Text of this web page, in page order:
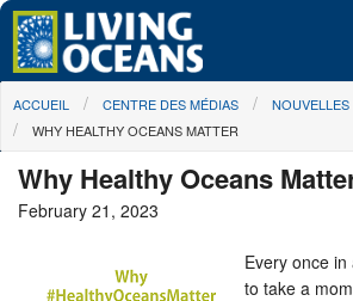
Skip to main content
À propos de nous
Centre des Médias
You are here
ACCUEIL CENTRE DES MÉDIAS
WHY HEALTHY OCEANS MATTER
Why Healthy Oceans
February 21, 2023
Every once in
to take a